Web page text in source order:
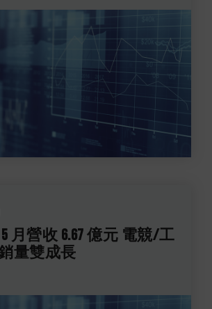
月營收 6.67 億元 電競/工
量雙成長